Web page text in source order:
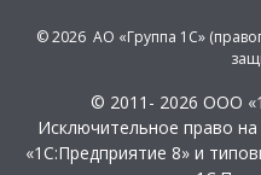
© 2026 АО «Группа 1С»
© 2011- 2026 ООО
Исключительное право
«1С:Предприятие 8» и